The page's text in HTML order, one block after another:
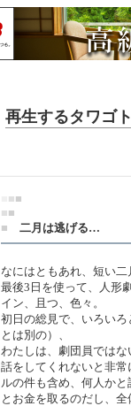
再生するタワゴ
■■
■■
■
二月は逃げる…
なにはともあれ、短い二
最後3日を使って、人形
イン、且つ、色々。
初日の総見で、いろい
とは別の）、
わたしは、劇団員では
話をしてくれないと非
ルの件も含め、何人か
とお金を取るのだし、